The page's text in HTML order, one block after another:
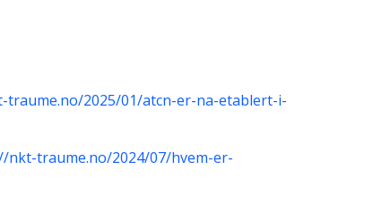
traume.no/2025/01/atcn-er-na-etablert-i-
nkt-traume.no/2024/07/hvem-er-